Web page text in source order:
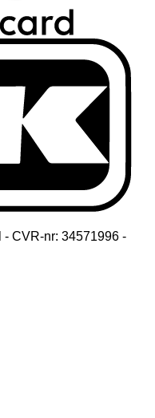
- CVR-nr: 34571996 -